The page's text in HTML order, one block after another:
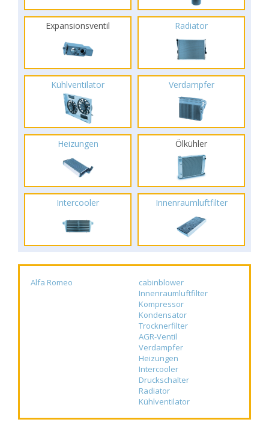
Expansionsventil Radiator
Kühlventilator Verdampfer
Heizungen Ölkühler
Intercooler Innenraumluftfilter
Alfa Romeo
cabinblower
Innenraumluftfilter
Kompressor
Kondensator
Trocknerfilter
AGR-Ventil
Verdampfer
Heizungen
Intercooler
Druckschalter
Radiator
Kühlventilator